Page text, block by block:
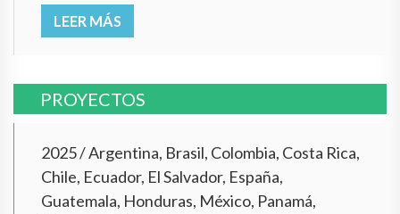
LEER MÁS
PROYECTOS
2025/Argentina, Brasil, Colombia, Costa Rica,
Chile, Ecuador, El Salvador, España,
Guatemala, Honduras, México, Panamá,